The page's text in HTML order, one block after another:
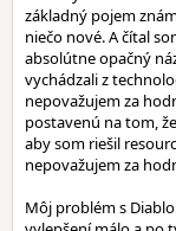
základný pojem
niečo nové. A čítal
absolútne opačný
vychádzali z
nepovažujem za
postavenú na tom,
aby som riešil
nepovažujem za
Môj problém s